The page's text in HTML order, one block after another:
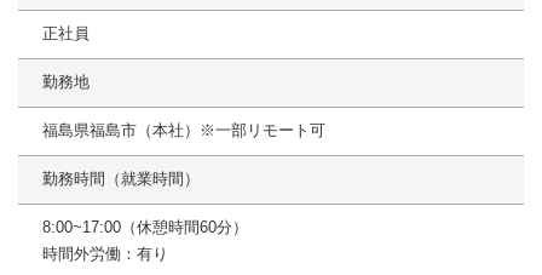
正社員
勤務地
福島県福島市（本社）※一部リモート可
勤務時間（就業時間）
8:00~17:00（休憩時間60分）
時間外労働：有り